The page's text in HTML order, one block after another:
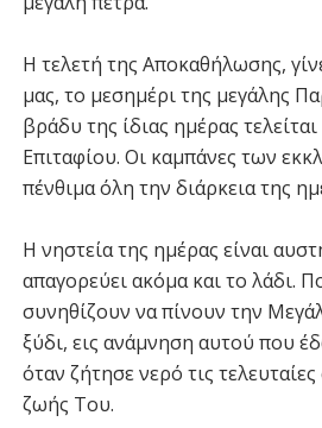
Η τελετή της Αποκαθήλωσης,
μας, το μεσημέρι της μεγάλης
βράδυ της ίδιας ημέρας
Επιταφίου. Οι καμπάνες των
πένθιμα όλη την διάρκεια της
Η νηστεία της ημέρας είναι
απαγορεύει ακόμα και το λάδι.
συνηθίζουν να πίνουν την
ξύδι, εις ανάμνηση αυτού που
όταν ζήτησε νερό τις τελευταίες
ζωής Του.